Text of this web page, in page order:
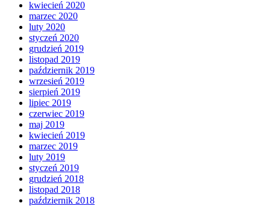
kwiecień 2020
marzec 2020
luty 2020
styczeń 2020
grudzień 2019
listopad 2019
październik 2019
wrzesień 2019
sierpień 2019
lipiec 2019
czerwiec 2019
maj 2019
kwiecień 2019
marzec 2019
luty 2019
styczeń 2019
grudzień 2018
listopad 2018
październik 2018